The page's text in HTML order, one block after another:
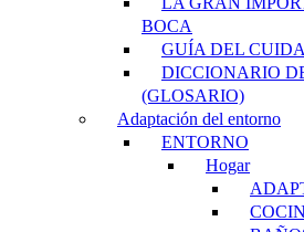
BOCA
GUÍA DEL
DICCIONARIO
(GLOSARIO)
Adaptación del entorno
ENTORNO
Hogar